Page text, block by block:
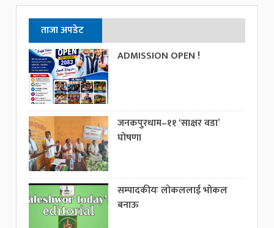
ताजा अपडेट
ADMISSION OPEN !
जनकपुरधाम–११ ‘साक्षर वडा’
घोषणा
सम्पादकीयः लोकललाई भोकल
बनाऊ